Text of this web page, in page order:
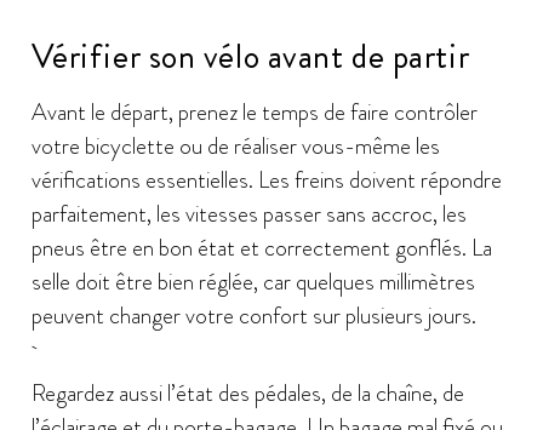
Vérifier son vélo avant de partir
Avant le départ, prenez le temps de faire contrôler
votre bicyclette ou de réaliser vous-même les
vérifications essentielles. Les freins doivent répondre
parfaitement, les vitesses passer sans accroc, les
pneus être en bon état et correctement gonflés. La
selle doit être bien réglée, car quelques millimètres
peuvent changer votre confort sur plusieurs jours.
Regardez aussi l’état des pédales, de la chaîne, de